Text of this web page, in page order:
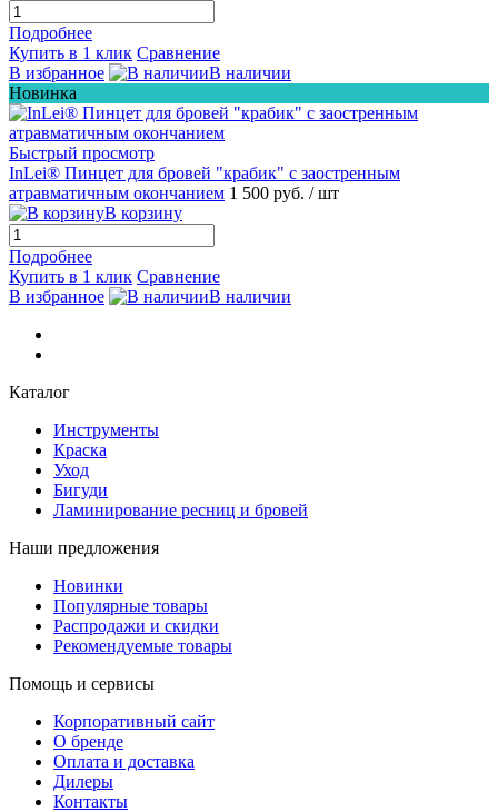
Подробнее
Купить в 1 клик Сравнение
В избранное
В наличии
Новинка
Быстрый просмотр
InLei® Пинцет для бровей "крабик" с заостренным
атравматичным окончанием 1 500 руб. / шт
В корзину
Подробнее
Купить в 1 клик Сравнение
В избранное
В наличии
Каталог
Инструменты
Краска
Уход
Бигуди
Ламинирование ресниц и бровей
Наши предложения
Новинки
Популярные товары
Распродажи и скидки
Рекомендуемые товары
Помощь и сервисы
Корпоративный сайт
О бренде
Оплата и доставка
Дилеры
Контакты